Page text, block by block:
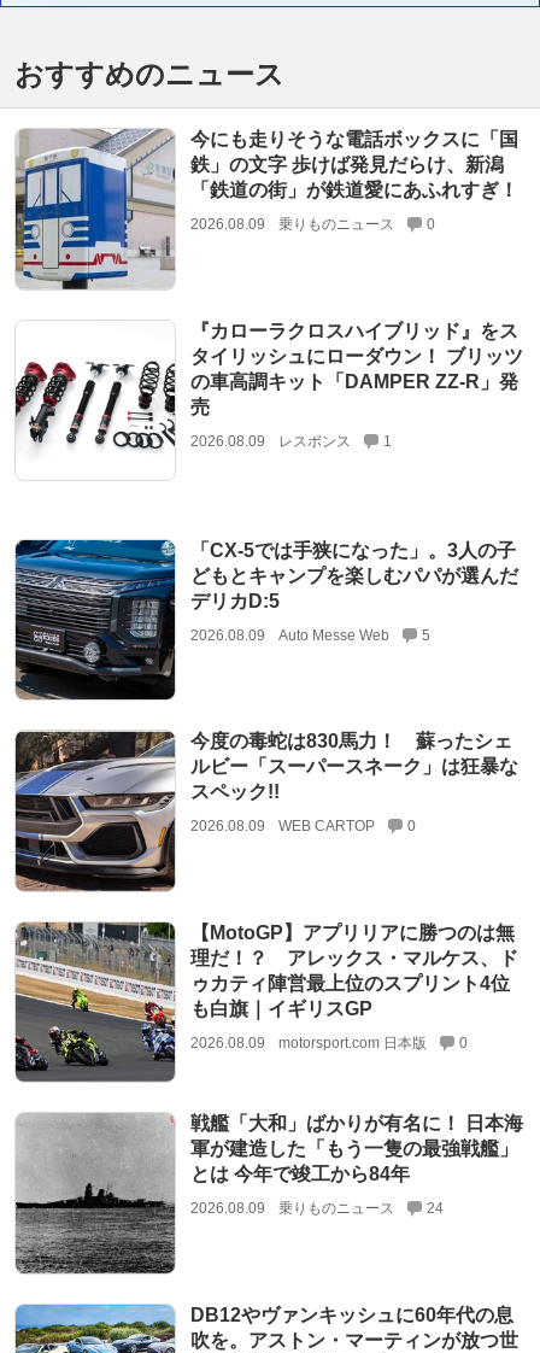
おすすめのニュース
今にも走りそうな電話ボックスに「国
鉄」の文字 歩けば発見だらけ、新潟
「鉄道の街」が鉄道愛にあふれすぎ！
2026.08.09 乗りものニュース 0
『カローラクロスハイブリッド』をス
タイリッシュにローダウン！ ブリッツ
の車高調キット「DAMPER ZZ-R」発
売
2026.08.09 レスポンス 1
「CX-5では手狭になった」。3人の子
どもとキャンプを楽しむパパが選んだ
デリカD:5
2026.08.09 Auto Messe Web 5
今度の毒蛇は830馬力！ 蘇ったシェ
ルビー「スーパースネーク」は狂暴な
スペック!!
2026.08.09 WEB CARTOP 0
【MotoGP】アプリリアに勝つのは無
理だ！？ アレックス・マルケス、ド
ゥカティ陣営最上位のスプリント4位
も白旗｜イギリスGP
2026.08.09 motorsport.com 日本版 0
戦艦「大和」ばかりが有名に！ 日本海
軍が建造した「もう一隻の最強戦艦」
とは 今年で竣工から84年
2026.08.09 乗りものニュース 24
DB12やヴァンキッシュに60年代の息
吹を。アストン・マーティンが放つ世